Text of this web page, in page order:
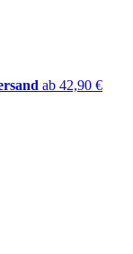
ab 42,90 €